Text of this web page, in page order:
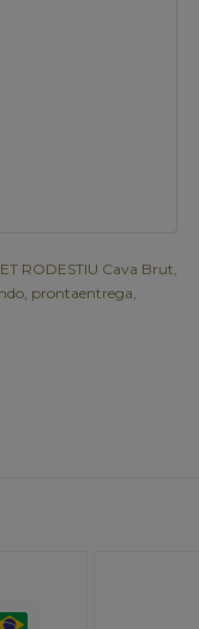
RODESTIU Cava Brut
prontaentrega